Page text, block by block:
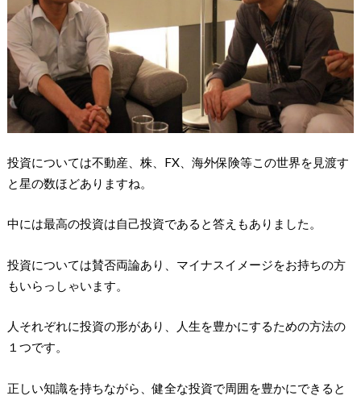
投資については不動産、株、FX、海外保険等この世界を見渡す
と星の数ほどありますね。
中には最高の投資は自己投資であると答えもありました。
投資については賛否両論あり、マイナスイメージをお持ちの方
もいらっしゃいます。
人それぞれに投資の形があり、人生を豊かにするための方法の
１つです。
正しい知識を持ちながら、健全な投資で周囲を豊かにできると